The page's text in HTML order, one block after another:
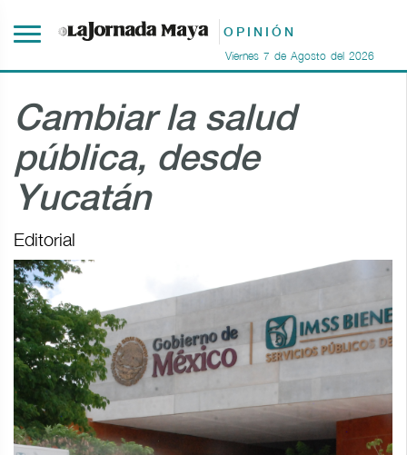
OPINIÓN
Viernes 7 de Agosto del 2026
Cambiar la salud
pública, desde
Yucatán
Editorial